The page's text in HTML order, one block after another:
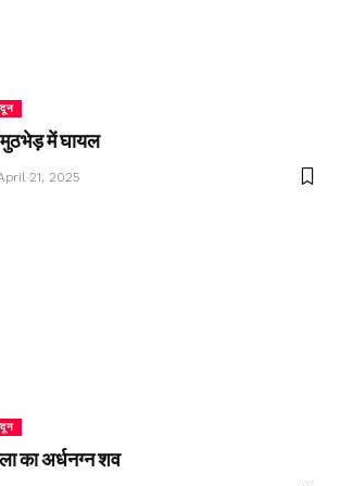
मुठभेड़ में घायल
21, 2025
का अर्धनग्न शव